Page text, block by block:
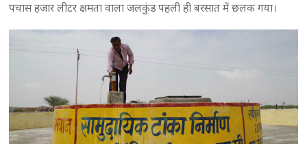
पचास हजार लीटर क्षमता वाला जलकुंड पहली ही बरसात में छलक गया।